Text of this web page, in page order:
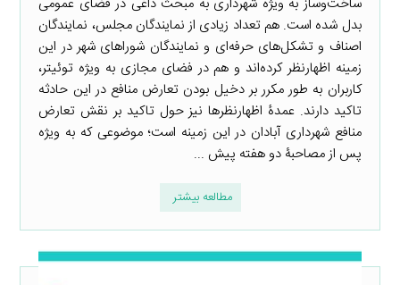
بدل شده است. هم تعداد زیادی از نمایندگان مجلس، نمایندگان
اصناف و تشکل‌های حرفه‌ای و نمایندگان شوراهای شهر در این
زمینه اظهارنظر کرده‌اند و هم در فضای مجازی به ویژه توئیتر،
کاربران به طور مکرر بر دخیل بودن تعارض منافع در این حادثه
تاکید دارند. عمدۀ اظهارنظرها نیز حول تاکید بر نقش تعارض
منافع شهرداری آبادان در این زمینه است؛ موضوعی که به ویژه
پس از مصاحبۀ دو هفته پیش ...
مطالعه بیشتر